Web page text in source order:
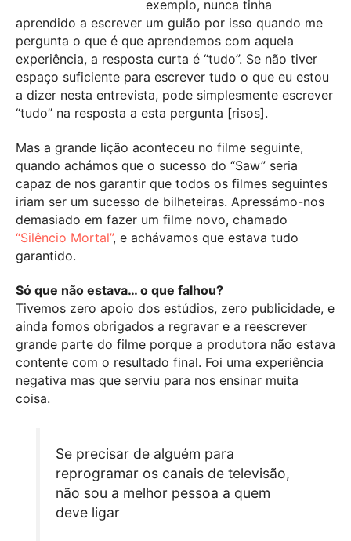
exemplo, nunca tinha
aprendido a escrever um guião por isso quando me
pergunta o que é que aprendemos com aquela
experiência, a resposta curta é “tudo”. Se não tiver
espaço suficiente para escrever tudo o que eu estou
a dizer nesta entrevista, pode simplesmente escrever
“tudo” na resposta a esta pergunta [risos].
Mas a grande lição aconteceu no filme seguinte,
quando achámos que o sucesso do “Saw” seria
capaz de nos garantir que todos os filmes seguintes
iriam ser um sucesso de bilheteiras. Apressámo-nos
demasiado em fazer um filme novo, chamado
“Silêncio Mortal”, e achávamos que estava tudo
garantido.
Só que não estava… o que falhou?
Tivemos zero apoio dos estúdios, zero publicidade, e
ainda fomos obrigados a regravar e a reescrever
grande parte do filme porque a produtora não estava
contente com o resultado final. Foi uma experiência
negativa mas que serviu para nos ensinar muita
coisa.
Se precisar de alguém para
reprogramar os canais de televisão,
não sou a melhor pessoa a quem
deve ligar